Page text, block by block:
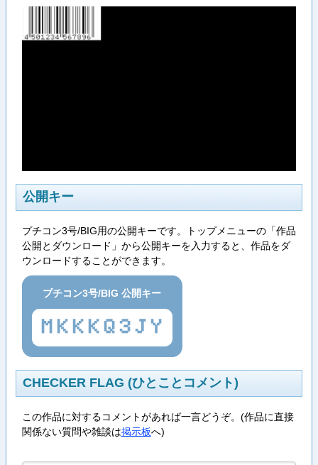
公開キー
プチコン3号/BIG用の公開キーです。トップメニューの「作品
公開とダウンロード」から公開キーを入力すると、作品をダ
ウンロードすることができます。
プチコン3号/BIG 公開キー
MKKKQ3JY
CHECKER FLAG (ひとことコメント)
この作品に対するコメントがあれば一言どうぞ。(作品に直接
関係ない質問や雑談は掲示板へ)